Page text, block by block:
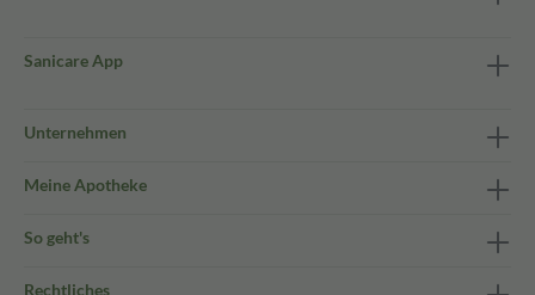
Sanicare App
Unternehmen
Meine Apotheke
So geht's
Rechtliches